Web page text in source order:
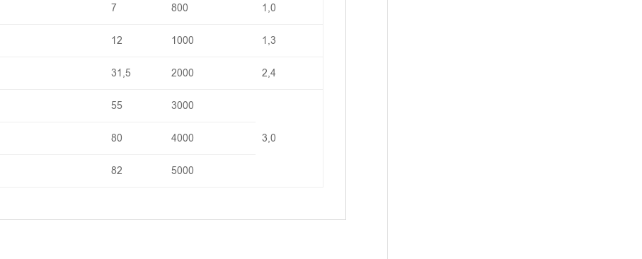
7 800 1,0
12 1000 1,3
31,5 2000 2,4
55 3000
3,0
80 4000
82 5000